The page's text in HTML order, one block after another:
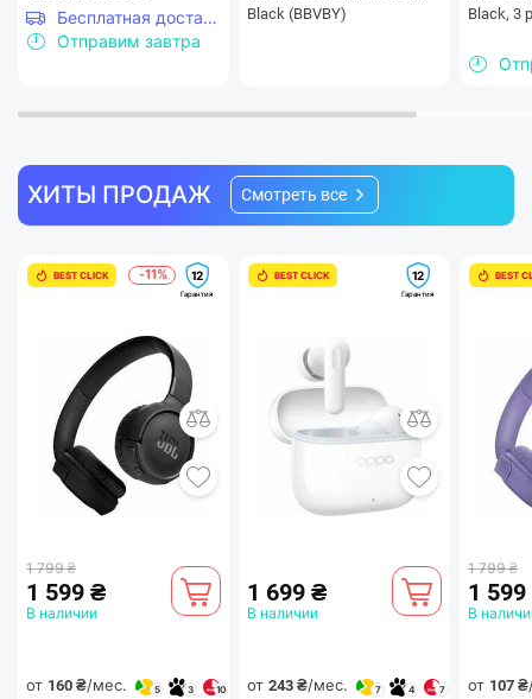
Бесплатная доставка
Отправим завтра
Black (BBVBY)
Black, 3
ХИТЫ ПРОДАЖ Смотреть все
BEST CLICK -11% 12
Гарантия
1 799 ₴
1 599 ₴
В наличии
от 160 ₴/мес. 5 3 10
BEST CLICK 12
Гарантия
1 699 ₴
В наличии
от 243 ₴/мес. 7 4 7
BEST
1 799 ₴
1
В
от 107 ₴